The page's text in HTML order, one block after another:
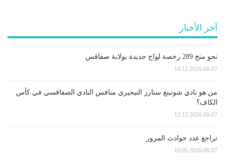
آخر الأخبار
نحو منح 289 رخصة لواج جديدة بولاية صفاقس
2026-08-07 14:12
من هو نادي شوتينغ ستارز النيجيري منافس النادي الصفاقسي في كأس
الكاف؟
2026-08-07 12:15
تراجع عدد حوادث المرور
2026-08-07 10:05